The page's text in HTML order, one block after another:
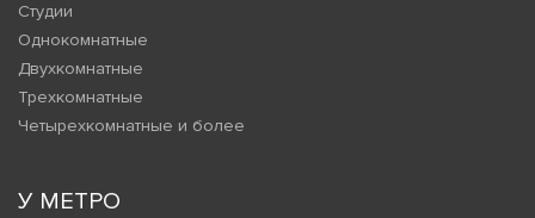
Студии
Однокомнатные
Двухкомнатные
Трехкомнатные
Четырехкомнатные и более
У МЕТРО